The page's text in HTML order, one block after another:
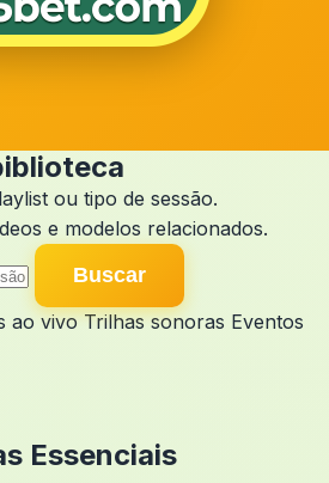
ou tipo de sessão.
e modelos relacionados.
Buscar
ao vivo Trilhas sonoras Eventos
Essenciais